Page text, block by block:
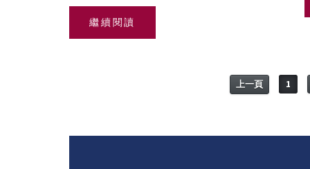
繼續閱讀
上一頁 1